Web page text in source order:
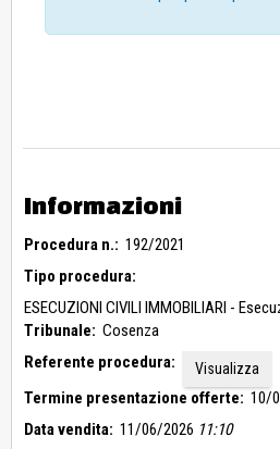
Informazioni
Procedura n.: 192/2021
Tipo procedura:
ESECUZIONI CIVILI IMMOBILIARI -
Tribunale: Cosenza
Referente procedura:
Visualizza
Termine presentazione offerte: 10/
Data vendita: 11/06/2026 11:10